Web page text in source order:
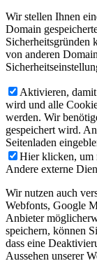
Wir stellen Ihnen
Domain
Sicherheitsgründen
von anderen
Aktivieren, damit
wird und alle
werden. Wir
gespeichert wird.
Seitenladen
Hier klicken, um
Andere externe
Wir nutzen auch
Webfonts, Google
Anbieter
speichern, können
dass eine
Aussehen unserer